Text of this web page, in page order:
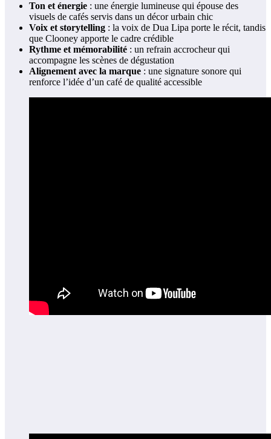
Ton et énergie : une énergie lumineuse qui épouse des
visuels de cafés servis dans un décor urbain chic
Voix et storytelling : la voix de Dua Lipa porte le récit, tandis
que Clooney apporte le cadre crédible
Rythme et mémorabilité : un refrain accrocheur qui
accompagne les scènes de dégustation
Alignement avec la marque : une signature sonore qui
renforce l’idée d’un café de qualité accessible